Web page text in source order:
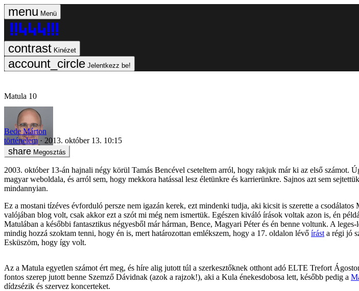
Menü
Kinézet
Jelentkezz be!
Matula 10
Bede Márton
történelem
2013. október 13. 10:15
Megosztás
2003. október 13-án hajnali négy körül Tamás Bencével cseteltem arról, hogy rakjuk már ki az első
magyar weboldala, és arról sem, hogy mekkora hatással lesz életünkre és karrierünkre. Sajnos azt sem
mindannyian.
Ez a mostani tízéves évforduló persze nem igazán kerek, ezt mindenki tudja, aki kicsit is szerette a
valójában blog volt, csak akkor ezt a szót mi még nem ismertük. Egészen kiváló írások voltak azon is, én
Matulában a későbbi fantasztikus négyesből már hárman, Bence, Magyari Péter és én benne voltunk. A leges-
mindig hozzá szoktam tenni, hogy én is, mert határozottan emlékszem, hogy a 17. oldalon lévő írást a régi jó
Esküszöm, hogy így volt.
Az a Matula egyetlen számot ért meg, és híre alig jutott túl a szerkesztőknek otthont adó ELTE Trefort
fontos szerep jutott benne Szemző Dávidnak (azok a rajzok!), aki a Kula énekesdobosa lett, később pedig a
dídzsézik és szervez koncerteket.